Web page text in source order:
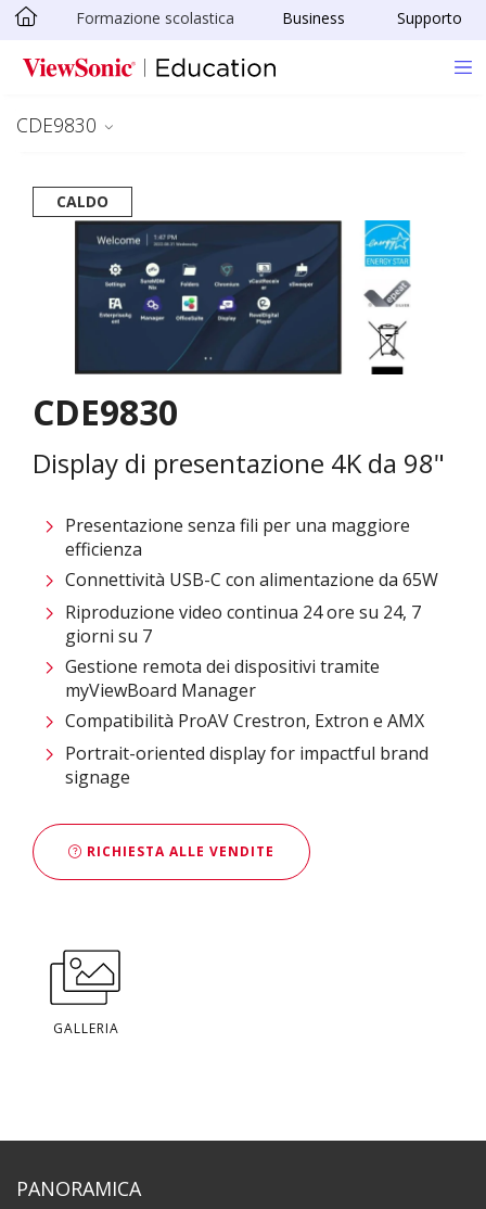
Skip to main content
Formazione scolastica Business Supporto
CDE9830
CALDO
CDE9830
Display di presentazione 4K da 98"
Presentazione senza fili per una maggiore
efficienza​
Connettività USB-C con alimentazione da 65W
Riproduzione video continua 24 ore su 24, 7
giorni su 7
Gestione remota dei dispositivi tramite
myViewBoard Manager​
Compatibilità ProAV Crestron, Extron e AMX
Portrait-oriented display for impactful brand
signage
RICHIESTA ALLE VENDITE
GALLERIA
PANORAMICA